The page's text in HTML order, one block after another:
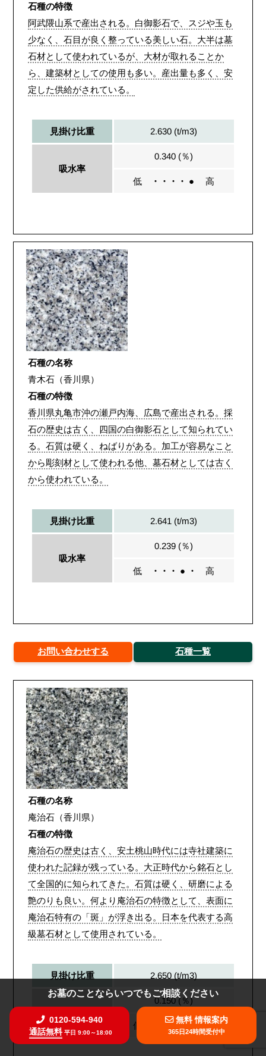
石種の特徴
阿武隈山系で産出される。白御影石で、スジや玉も
少なく、石目が良く整っている美しい石。大半は墓
石材として使われているが、大材が取れることか
ら、建築材としての使用も多い。産出量も多く、安
定した供給がされている。
見掛け比重 2.630 (t/m3)
吸水率
0.340 (％)
低 ・・・・ ● 高
石種の名称
青木石（香川県）
石種の特徴
香川県丸亀市沖の瀬戸内海、広島で産出される。採
石の歴史は古く、四国の白御影石として知られてい
る。石質は硬く、ねばりがある。加工が容易なこと
から彫刻材として使われる他、墓石材としては古く
から使われている。
見掛け比重 2.641 (t/m3)
吸水率
0.239 (％)
低 ・・・ ● ・ 高
お問い合わせする 石種一覧
石種の名称
庵治石（香川県）
石種の特徴
庵治石の歴史は古く、安土桃山時代には寺社建築に
使われた記録が残っている。大正時代から銘石とし
て全国的に知られてきた。石質は硬く、研磨による
艶のりも良い。何より庵治石の特徴として、表面に
庵治石特有の「斑」が浮き出る。日本を代表する高
級墓石材として使用されている。
見掛け比重 2.650 (t/m3)
0.150 (％)
低 ・・・ ● ・高
お墓のことならいつでもご相談ください
0120-594-940
通話無料平日 9:00～18:00
無料 情報案内
365日24時間受付中